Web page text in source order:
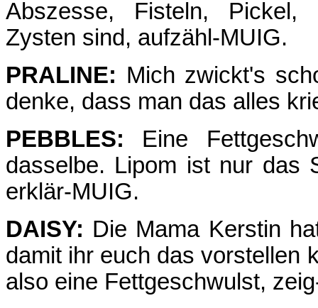
Abszesse, Fisteln, Pickel,
Zysten sind, aufzähl-MUIG.
PRALINE: Mich zwickt's
denke, dass man das alles
PEBBLES: Eine
dasselbe. Lipom ist nur das
erklär-MUIG.
DAISY: Die Mama Kerstin
damit ihr euch das vorstellen
also eine Fettgeschwulst,